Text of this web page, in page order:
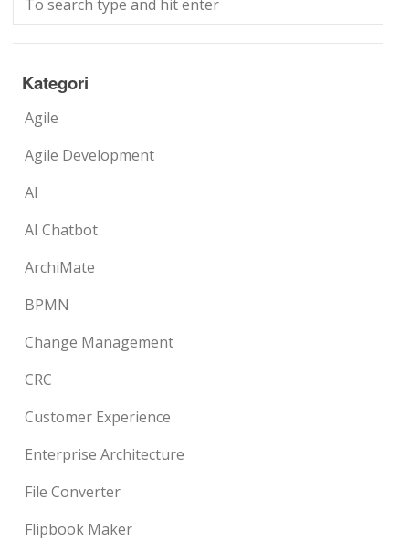
Kategori
Agile
Agile Development
AI
AI Chatbot
ArchiMate
BPMN
Change Management
CRC
Customer Experience
Enterprise Architecture
File Converter
Flipbook Maker